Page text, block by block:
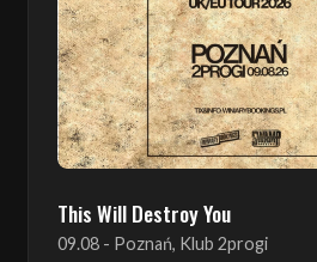
This Will Destroy You
09.08 - Poznań, Klub 2progi
Sound Of The Ages Festival
22.08 - Ćmielów, Zamek Ćmielów